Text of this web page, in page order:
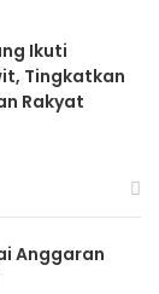
Ikuti
Tingkatkan
Rakyat
Anggaran